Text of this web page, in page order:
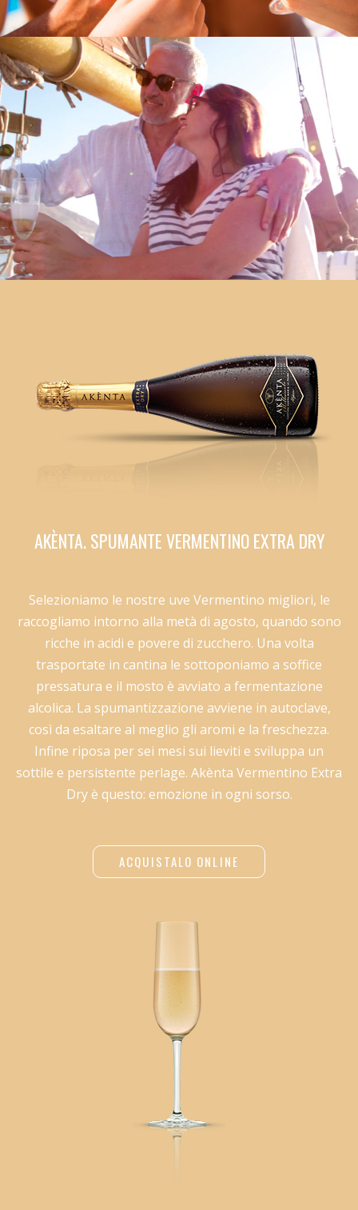
AKÈNTA. SPUMANTE VERMENTINO EXTRA DRY
Selezioniamo le nostre uve Vermentino migliori, le
raccogliamo intorno alla metà di agosto, quando sono
ricche in acidi e povere di zucchero. Una volta
trasportate in cantina le sottoponiamo a soffice
pressatura e il mosto è avviato a fermentazione
alcolica. La spumantizzazione avviene in autoclave,
così da esaltare al meglio gli aromi e la freschezza.
Infine riposa per sei mesi sui lieviti e sviluppa un
sottile e persistente perlage. Akènta Vermentino Extra
Dry è questo: emozione in ogni sorso.
ACQUISTALO ONLINE